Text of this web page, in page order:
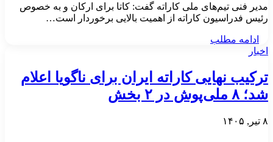
مدیر فنی تیم‌های ملی کاراته گفت: کاتا برای ارکان و به خصوص
رئیس فدراسیون کاراته از اهمیت بالایی برخوردار است…
ادامه مطلب
اخبار
ترکیب نهایی کاراته ایران برای ناگویا اعلام
شد؛ ۸ ملی‌پوش در ۲ بخش
۸ تیر, ۱۴۰۵